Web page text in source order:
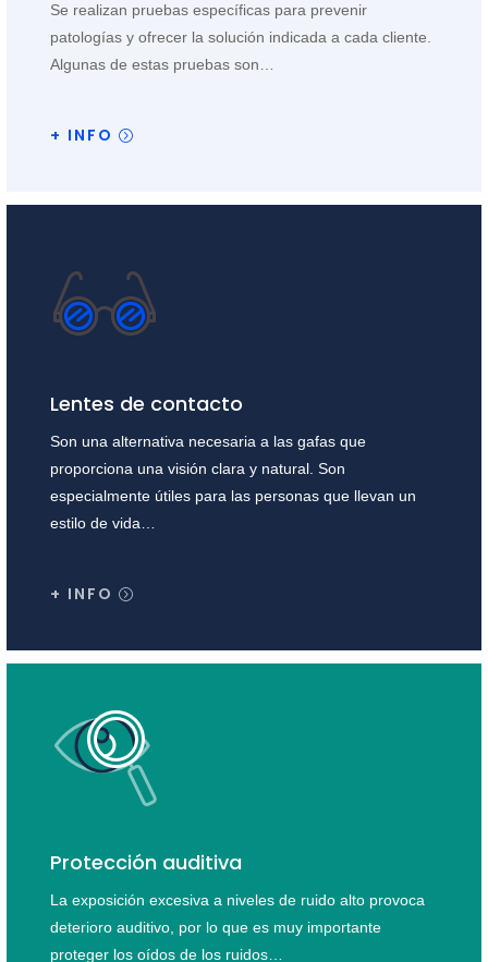
Se realizan pruebas específicas para prevenir
patologías y ofrecer la solución indicada a cada cliente.
Algunas de estas pruebas son…
+ INFO
Lentes de contacto
Son una alternativa necesaria a las gafas que
proporciona una visión clara y natural. Son
especialmente útiles para las personas que llevan un
estilo de vida…
+ INFO
Protección auditiva
La exposición excesiva a niveles de ruido alto provoca
deterioro auditivo, por lo que es muy importante
proteger los oídos de los ruidos…